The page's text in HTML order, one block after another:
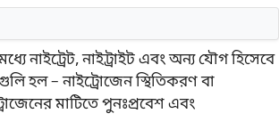
নাইট্রেট, নাইট্রাইট এবং অন্য যৌগ হিসেবে
হল – নাইট্রোজেন স্থিতিকরণ বা
মাটিতে পুনঃপ্রবেশ এবং